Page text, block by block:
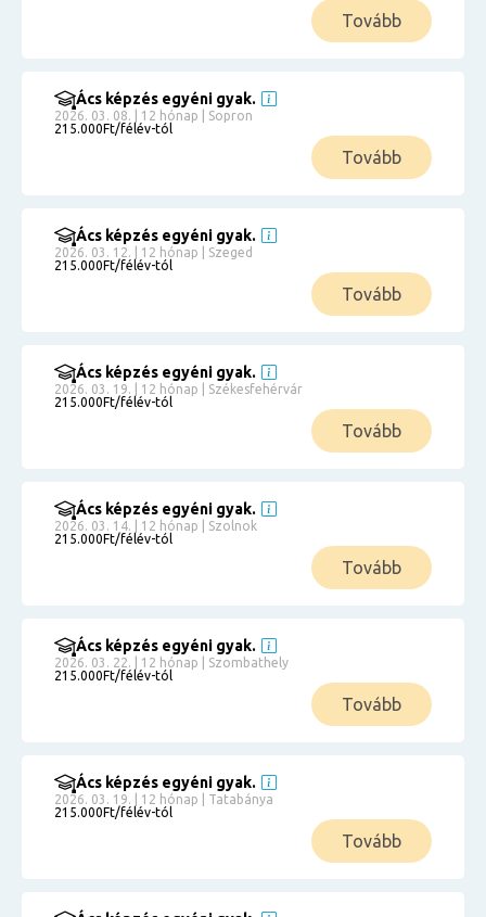
Tovább
Ács képzés egyéni gyak.
2026. 03. 08. | 12 hónap | Sopron
215.000Ft/félév-tól
Tovább
Ács képzés egyéni gyak.
2026. 03. 12. | 12 hónap | Szeged
215.000Ft/félév-tól
Tovább
Ács képzés egyéni gyak.
2026. 03. 19. | 12 hónap | Székesfehérvár
215.000Ft/félév-tól
Tovább
Ács képzés egyéni gyak.
2026. 03. 14. | 12 hónap | Szolnok
215.000Ft/félév-tól
Tovább
Ács képzés egyéni gyak.
2026. 03. 22. | 12 hónap | Szombathely
215.000Ft/félév-tól
Tovább
Ács képzés egyéni gyak.
2026. 03. 19. | 12 hónap | Tatabánya
215.000Ft/félév-tól
Tovább